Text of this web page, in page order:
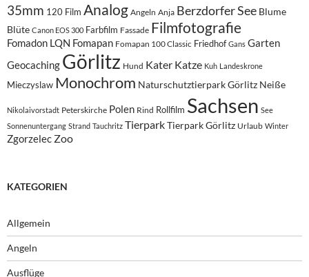
35mm 120 Film Analog Angeln Anja Berzdorfer See Blume
Blüte Canon EOS 300 Farbfilm Fassade Filmfotografie
Fomadon LQN Fomapan Fomapan 100 Classic Friedhof Gans Garten
Geocaching Görlitz Hund Kater Katze Kuh Landeskrone
Mieczyslaw Monochrom Naturschutztierpark Görlitz Neiße
Nikolaivorstadt Peterskirche Polen Rind Rollfilm Sachsen See
Sonnenuntergang Strand Tauchritz TierparkTierpark Görlitz Urlaub Winter
Zgorzelec Zoo
KATEGORIEN
Allgemein
Angeln
Ausflüge